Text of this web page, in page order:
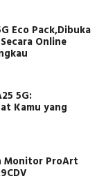
Eco Pack,Dibuka
Online
5G:
Kamu yang
Monitor ProArt